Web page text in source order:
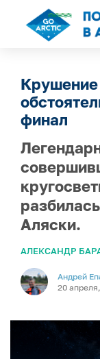
финал
Аляски.
АЛЕКСАНДР
Андрей
20